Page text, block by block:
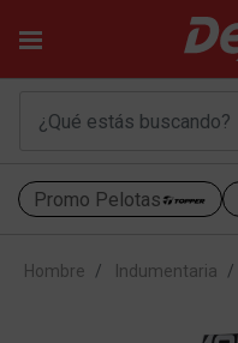
Promo Pelotas
Hombre Indumentaria